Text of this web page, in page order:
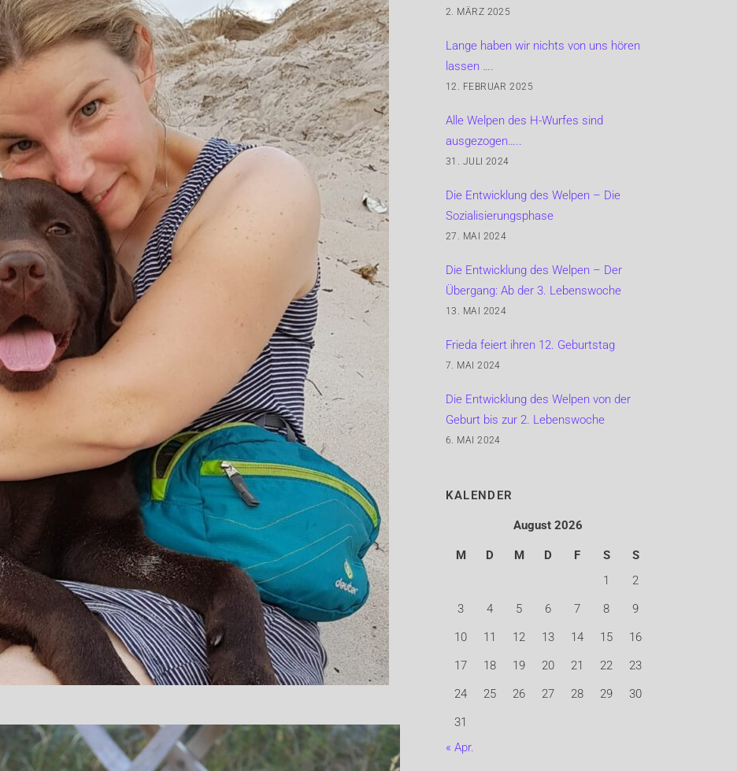
2. MÄRZ 2025
Lange haben wir nichts von uns hören
lassen ….
12. FEBRUAR 2025
Alle Welpen des H-Wurfes sind
ausgezogen…..
31. JULI 2024
Die Entwicklung des Welpen – Die
Sozialisierungsphase
27. MAI 2024
Die Entwicklung des Welpen – Der
Übergang: Ab der 3. Lebenswoche
13. MAI 2024
Frieda feiert ihren 12. Geburtstag
7. MAI 2024
Die Entwicklung des Welpen von der
Geburt bis zur 2. Lebenswoche
6. MAI 2024
KALENDER
August 2026
M D M D F S
S
1
2
3
4 5 6 7 8
9
10
11 12 13 14 15
16
17
18 19 20 21 22
23
24
25 26 27 28 29
30
31
« Apr.